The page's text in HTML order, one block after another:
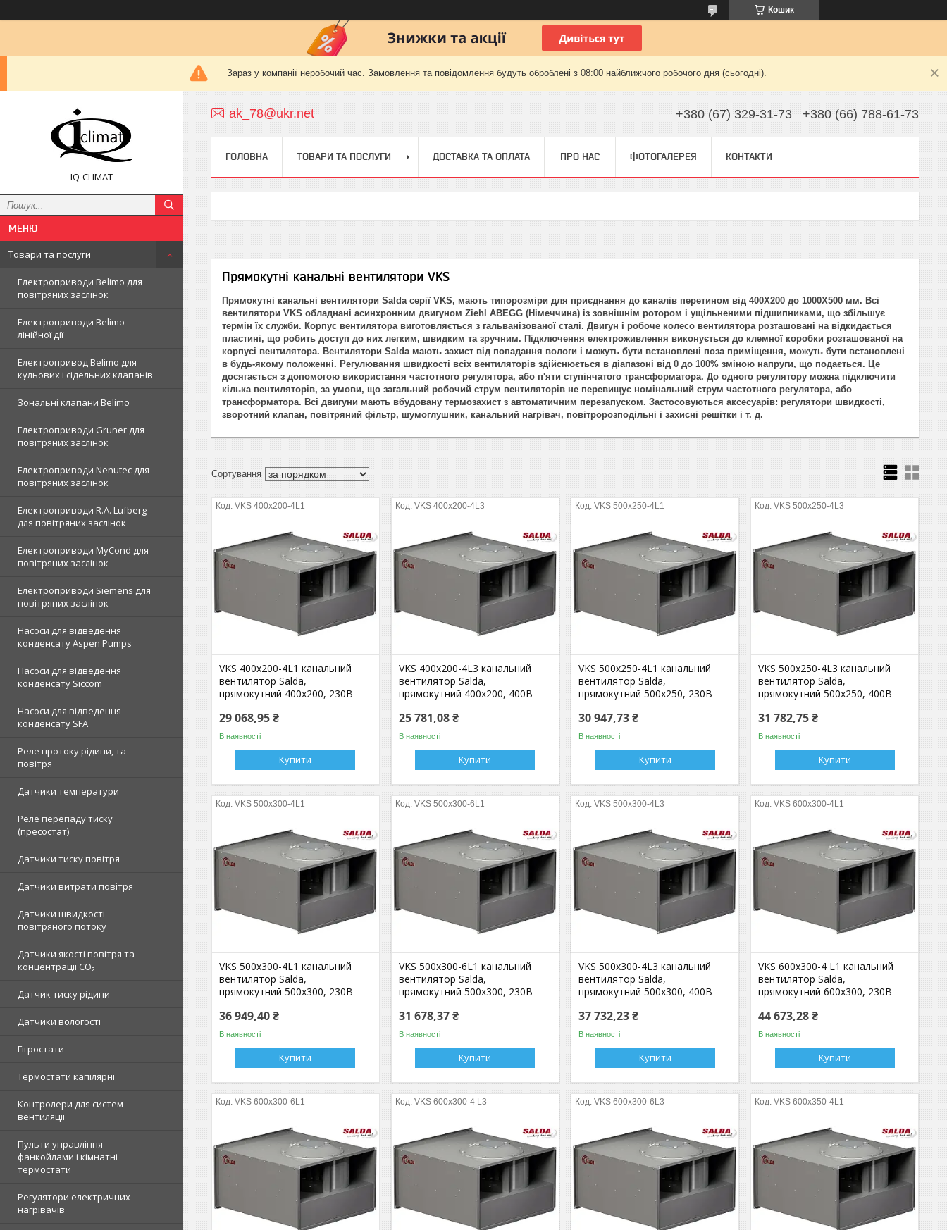
Кошик
Зараз у компанії неробочий час. Замовлення та повідомлення будуть оброблені з 08:00 найближчого робочого дня (сьогодні).
IQ-CLIMAT
Товари та послуги
Електроприводи Belimo для
повітряних заслінок
Електроприводи Belimo
лінійної дії
Електропривод Belimo для
кульових і сідельних клапанів
Зональні клапани Belimo
Електроприводи Gruner для
повітряних заслінок
Електроприводи Nenutec для
повітряних заслінок
Електроприводи R.A. Lufberg
для повітряних заслінок
Електроприводи MyCond для
повітряних заслінок
Електроприводи Siemens для
повітряних заслінок
Насоси для відведення
конденсату Aspen Pumps
Насоси для відведення
конденсату Siccom
Насоси для відведення
конденсату SFA
Реле протоку рідини, та
повітря
Датчики температури
Реле перепаду тиску
(пресостат)
Датчики тиску повітря
Датчики витрати повітря
Датчики швидкості
повітряного потоку
Датчики якості повітря та
концентрації CO₂
Датчик тиску рідини
Датчики вологості
Гігростати
Термостати капілярні
Контролери для систем
вентиляції
Пульти управління
фанкойлами і кімнатні
термостати
Регулятори електричних
нагрівачів
ak_78@ukr.net +380 (67) 329-31-73 +380 (66) 788-61-73
ГОЛОВНА ТОВАРИ ТА ПОСЛУГИ ДОСТАВКА ТА ОПЛАТА ПРО НАС ФОТОГАЛЕРЕЯ КОНТАКТИ
Прямокутні канальні вентилятори VKS
Прямокутні канальні вентилятори Salda серії VKS, мають типорозміри для приєднання до каналів перетином від 400X200 до 1000X500 мм. Всі
вентилятори VKS обладнані асинхронним двигуном Ziehl ABEGG (Німеччина) із зовнішнім ротором і ущільненими підшипниками, що збільшує
термін їх служби. Корпус вентилятора виготовляється з гальванізованої сталі. Двигун і робоче колесо вентилятора розташовані на відкидається
пластині, що робить доступ до них легким, швидким та зручним. Підключення електроживлення виконується до клемної коробки розташованої на
корпусі вентилятора. Вентилятори Salda мають захист від попадання вологи і можуть бути встановлені поза приміщення, можуть бути встановлені
в будь-якому положенні. Регулювання швидкості всіх вентиляторів здійснюється в діапазоні від 0 до 100% зміною напруги, що подається. Це
досягається з допомогою використання частотного регулятора, або п'яти ступінчатого трансформатора. До одного регулятору можна підключити
кілька вентиляторів, за умови, що загальний робочий струм вентиляторів не перевищує номінальний струм частотного регулятора, або
трансформатора. Всі двигуни мають вбудовану термозахист з автоматичним перезапуском. Застосовуються аксесуарів: регулятори швидкості,
зворотний клапан, повітряний фільтр, шумоглушник, канальний нагрівач, повітророзподільні і захисні решітки і т. д.
VKS 400x200-4L1
VKS 400x200-4L1 канальний
вентилятор Salda,
прямокутний 400x200, 230В
29 068,95 ₴
В наявності
Купити
VKS 400x200-4L3
VKS 400x200-4L3 канальний
вентилятор Salda,
прямокутний 400x200, 400В
25 781,08 ₴
В наявності
Купити
VKS 500x250-4L1
VKS 500x250-4L1 канальний
вентилятор Salda,
прямокутний 500x250, 230В
30 947,73 ₴
В наявності
Купити
VKS 500x250-4L3
VKS 500x250-4L3 канальний
вентилятор Salda,
прямокутний 500x250, 400В
31 782,75 ₴
В наявності
Купити
VKS 500x300-4L1
VKS 500x300-4L1 канальний
вентилятор Salda,
прямокутний 500x300, 230В
36 949,40 ₴
В наявності
Купити
VKS 500x300-6L1
VKS 500x300-6L1 канальний
вентилятор Salda,
прямокутний 500x300, 230В
31 678,37 ₴
В наявності
Купити
VKS 500x300-4L3
VKS 500x300-4L3 канальний
вентилятор Salda,
прямокутний 500x300, 400В
37 732,23 ₴
В наявності
Купити
VKS 600x300-4L1
VKS 600x300-4 L1 канальний
вентилятор Salda,
прямокутний 600x300, 230В
44 673,28 ₴
В наявності
Купити
VKS 600x300-6L1 VKS 600x300-4 L3 VKS 600x300-6L3 VKS 600x350-4L1